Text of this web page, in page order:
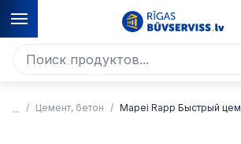
Цемент, бетон